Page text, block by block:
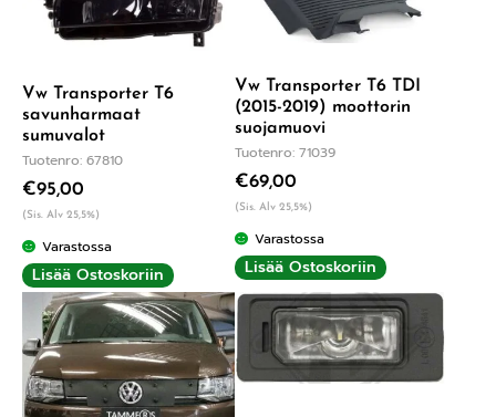
Vw Transporter T6
savunharmaat
sumuvalot
Tuotenro: 67810
€95,00
(Sis. Alv 25,5%)
Varastossa
Lisää Ostoskoriin
Vw Transporter T6 TDI
(2015-2019) moottorin
suojamuovi
Tuotenro: 71039
€69,00
(Sis. Alv 25,5%)
Varastossa
Lisää Ostoskoriin